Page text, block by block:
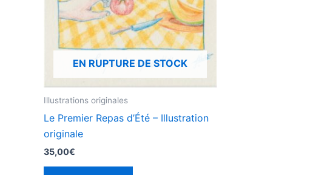
EN RUPTURE DE STOCK
Illustrations originales
Le Premier Repas d’Été – Illustration
originale
35,00€